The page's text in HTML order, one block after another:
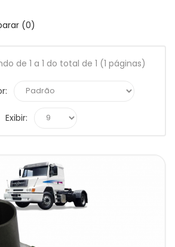
(0)
de 1 a 1 do total de 1 (1 páginas)
Exibir: